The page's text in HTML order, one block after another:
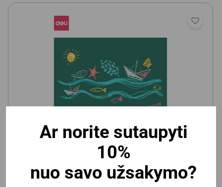
Vaikiška magnetinė/kreidinė lenta Deli 600x900mm,
Yra prekyboje
Ar norite sutaupyti
10%
nuo savo užsakymo?